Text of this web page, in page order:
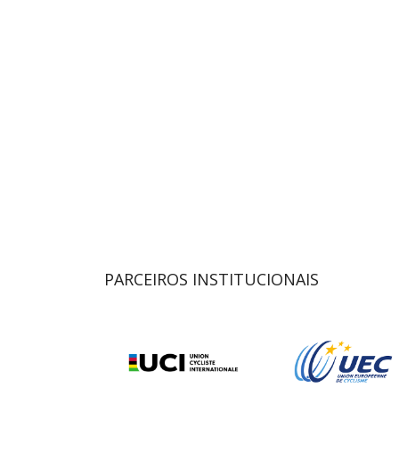
PARCEIROS INSTITUCIONAIS